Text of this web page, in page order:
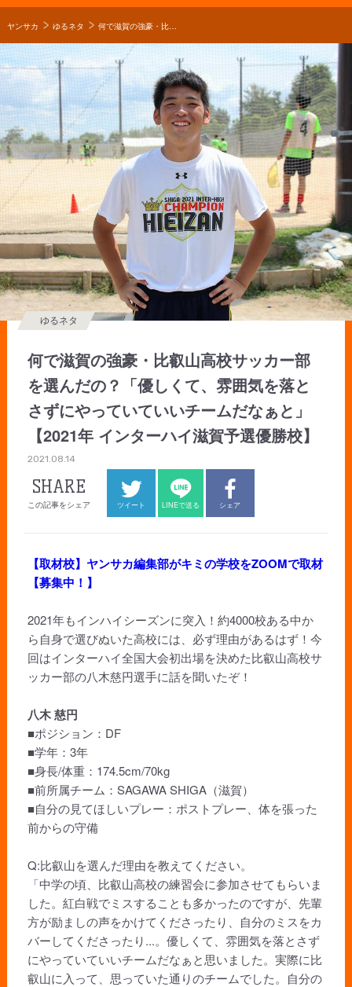
ヤンサカ ゆるネタ 何で滋賀の強豪・比叡山高校サッカー部を選んだの？「優しくて、雰囲気を落とさずにやっていていいチームだなぁと」【2021年 インターハイ滋賀予選優勝校】
何で滋賀の強豪・比叡山高校サッカー部
を選んだの？「優しくて、雰囲気を落と
さずにやっていていいチームだなぁと」
【2021年 インターハイ滋賀予選優勝校】
ゆるネタ
2021.08.14
SHARE
この記事をシェア ツイート LINEで送る シェア
【取材校】ヤンサカ編集部がキミの学校をZOOMで取材
【募集中！】
2021年もインハイシーズンに突入！約4000校ある中か
ら自身で選びぬいた高校には、必ず理由があるはず！今
回はインターハイ全国大会初出場を決めた比叡山高校サ
ッカー部の八木慈円選手に話を聞いたぞ！
八木 慈円
■ポジション：DF
■学年：3年
■身長/体重：174.5cm/70kg
■前所属チーム：SAGAWA SHIGA（滋賀）
■自分の見てほしいプレー：ポストプレー、体を張った
前からの守備
Q:比叡山を選んだ理由を教えてください。
「中学の頃、比叡山高校の練習会に参加させてもらいま
した。紅白戦でミスすることも多かったのですが、先輩
方が励ましの声をかけてくださったり、自分のミスをカ
バーしてくださったり...。優しくて、雰囲気を落とさず
にやっていていいチームだなぁと思いました。実際に比
叡山に入って、思っていた通りのチームでした。自分の